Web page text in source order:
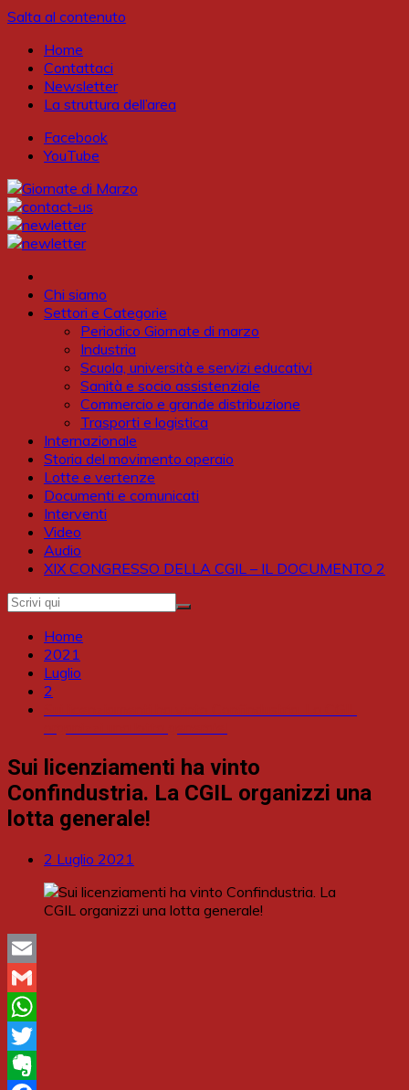
Salta al contenuto
Home
Contattaci
Newsletter
La struttura dell’area
Facebook
YouTube
Chi siamo
Settori e Categorie
Periodico Giornate di marzo
Industria
Scuola, università e servizi educativi
Sanità e socio assistenziale
Commercio e grande distribuzione
Trasporti e logistica
Internazionale
Storia del movimento operaio
Lotte e vertenze
Documenti e comunicati
Interventi
Video
Audio
XIX CONGRESSO DELLA CGIL – IL DOCUMENTO 2
Home
2021
Luglio
2
Sui licenziamenti ha vinto
Confindustria. La CGIL organizzi una
lotta generale!
2 Luglio 2021
Email
Gmail
WhatsApp
Twitter